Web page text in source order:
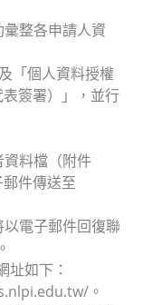
整各申請人資
「個人資料授權
簽署）」，並行
料檔（附件
件傳送至
電子郵件回復聯
址如下：
。